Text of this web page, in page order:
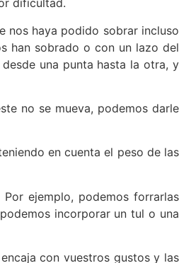
dificultad.
nos haya podido sobrar incluso
han sobrado o con un lazo del
una punta hasta la otra, y
no se mueva, podemos darle
en cuenta el peso de las
ejemplo, podemos forrarlas
incorporar un tul o una
con vuestros gustos y las